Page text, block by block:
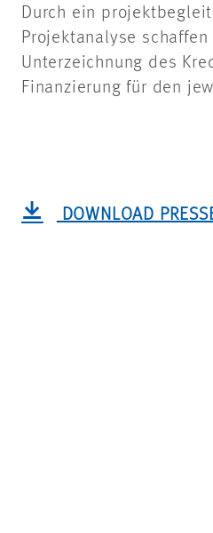
Durch ein
Projektanalyse
Unterzeichnung des
Finanzierung für den
DOWNLOAD